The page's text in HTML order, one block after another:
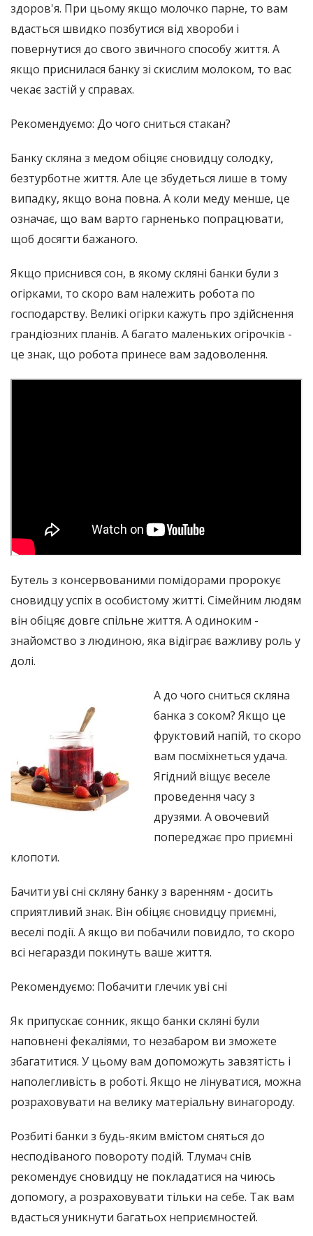
здоров'я. При цьому якщо молочко парне, то вам
вдасться швидко позбутися від хвороби і
повернутися до свого звичного способу життя. А
якщо приснилася банку зі скислим молоком, то вас
чекає застій у справах.
Рекомендуємо: До чого сниться стакан?
Банку скляна з медом обіцяє сновидцу солодку,
безтурботне життя. Але це збудеться лише в тому
випадку, якщо вона повна. А коли меду менше, це
означає, що вам варто гарненько попрацювати,
щоб досягти бажаного.
Якщо приснився сон, в якому скляні банки були з
огірками, то скоро вам належить робота по
господарству. Великі огірки кажуть про здійснення
грандіозних планів. А багато маленьких огірочків -
це знак, що робота принесе вам задоволення.
Бутель з консервованими помідорами пророкує
сновидцу успіх в особистому житті. Сімейним людям
він обіцяє довге спільне життя. А одиноким -
знайомство з людиною, яка відіграє важливу роль у
долі.
А до чого сниться скляна
банка з соком? Якщо це
фруктовий напій, то скоро
вам посміхнеться удача.
Ягідний віщує веселе
проведення часу з
друзями. А овочевий
попереджає про приємні
клопоти.
Бачити уві сні скляну банку з варенням - досить
сприятливий знак. Він обіцяє сновидцу приємні,
веселі події. А якщо ви побачили повидло, то скоро
всі негаразди покинуть ваше життя.
Рекомендуємо: Побачити глечик уві сні
Як припускає сонник, якщо банки скляні були
наповнені фекаліями, то незабаром ви зможете
збагатитися. У цьому вам допоможуть завзятість і
наполегливість в роботі. Якщо не лінуватися, можна
розраховувати на велику матеріальну винагороду.
Розбиті банки з будь-яким вмістом сняться до
несподіваного повороту подій. Тлумач снів
рекомендує сновидцу не покладатися на чиюсь
допомогу, а розраховувати тільки на себе. Так вам
вдасться уникнути багатьох неприємностей.